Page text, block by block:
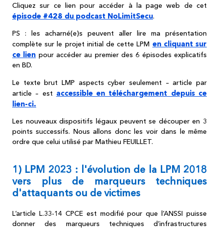
Cliquez sur ce lien pour accéder à la page web de cet
épisode #428 du podcast NoLimitSecu.
PS : les acharné(e)s peuvent aller lire ma présentation
complète sur le projet initial de cette LPM en cliquant sur
ce lien pour accéder au premier des 6 épisodes explicatifs
en BD.
Le texte brut LMP aspects cyber seulement – article par
article – est accessible en téléchargement depuis ce
lien-ci.
Les nouveaux dispositifs légaux peuvent se découper en 3
points successifs. Nous allons donc les voir dans le même
ordre que celui utilisé par Mathieu FEUILLET.
1) LPM 2023 : l'évolution de la LPM 2018
vers plus de marqueurs techniques
d'attaquants ou de victimes
L’article L.33-14 CPCE est modifié pour que l’ANSSI puisse
donner des marqueurs techniques d’infrastructures